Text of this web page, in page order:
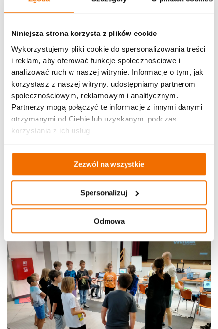
Niniejsza strona korzysta z plików cookie
Wykorzystujemy pliki cookie do spersonalizowania treści
i reklam, aby oferować funkcje społecznościowe i
analizować ruch w naszej witrynie. Informacje o tym, jak
korzystasz z naszej witryny, udostępniamy partnerom
społecznościowym, reklamowym i analitycznym.
Partnerzy mogą połączyć te informacje z innymi danymi
otrzymanymi od Ciebie lub uzyskanymi podczas
korzystania z ich usług.
Zezwól na wszystkie
Spersonalizuj
Odmowa